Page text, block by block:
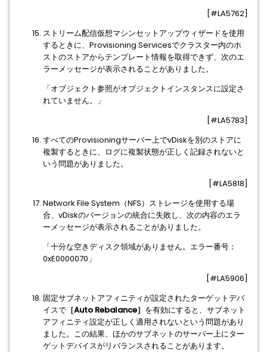
[#LA5762]
ストリーム配信仮想マシンセットアップウィザードを使用
するときに、Provisioning Servicesでクラスター内のホ
ストのストアからテンプレート情報を取得できず、次のエ
ラーメッセージが表示されることがありました。
「オブジェクト参照がオブジェクトインスタンスに設定さ
れていません。」
[#LA5783]
すべてのProvisioningサーバー上でvDiskを別のストアに
複製するときに、ログに複製状態が正しく記録されないと
いう問題がありました。
[#LA5818]
Network File System（NFS）ストレージを使用する場
合、vDiskのバージョンの統合に失敗し、次の内容のエラ
ーメッセージが表示されることがありました。
「十分な空きディスク領域がありません。エラー番号：
0xE0000070」
[#LA5906]
固定サブネットアフィニティが設定されたターゲットデバ
イスで ［Auto Rebalance］ を有効にすると、サブネット
アフィニティ設定が正しく適用されないという問題があり
ました。この結果、ほかのサブネットのサーバー上にター
ゲットデバイスがリバランスされることがあります。